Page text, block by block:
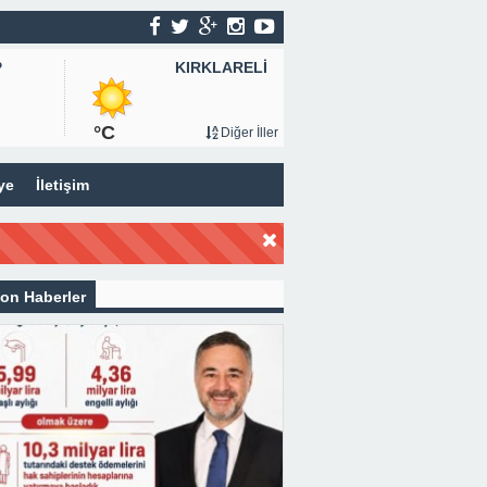
KIRKLARELİ
°C Diğer İller
İletişim
Haberler